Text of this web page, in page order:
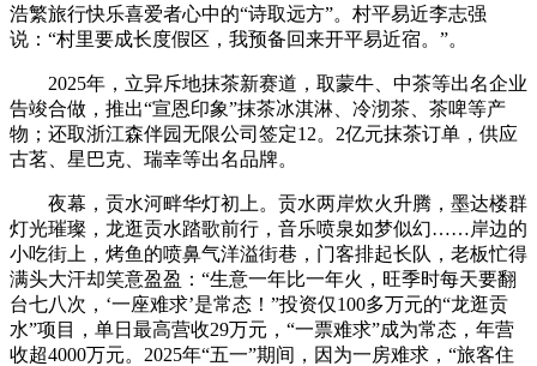
浩繁旅行快乐喜爱者心中的“诗取远方”。村平易近李志强
说：“村里要成长度假区，我预备回来开平易近宿。”。
2025年，立异斥地抹茶新赛道，取蒙牛、中茶等出名企业
告竣合做，推出“宣恩印象”抹茶冰淇淋、冷沏茶、茶啤等产
物；还取浙江森伴园无限公司签定12。2亿元抹茶订单，供应
古茗、星巴克、瑞幸等出名品牌。
夜幕，贡水河畔华灯初上。贡水两岸炊火升腾，墨达楼群
灯光璀璨，龙逛贡水踏歌前行，音乐喷泉如梦似幻……岸边的
小吃街上，烤鱼的喷鼻气洋溢街巷，门客排起长队，老板忙得
满头大汗却笑意盈盈：“生意一年比一年火，旺季时每天要翻
台七八次，‘一座难求’是常态！”投资仅100多万元的“龙逛贡
水”项目，单日最高营收29万元，“一票难求”成为常态，年营
收超4000万元。2025年“五一”期间，因为一房难求，“旅客住